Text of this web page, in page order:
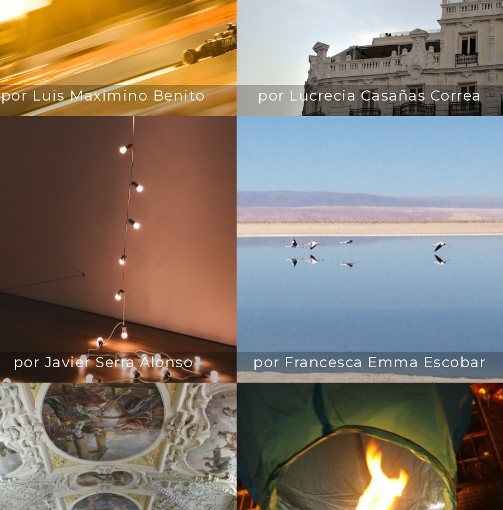
por Luis Maximino Benito por Lucrecia Casañas Correa
por Javier Serra Alonso por Francesca Emma Escobar